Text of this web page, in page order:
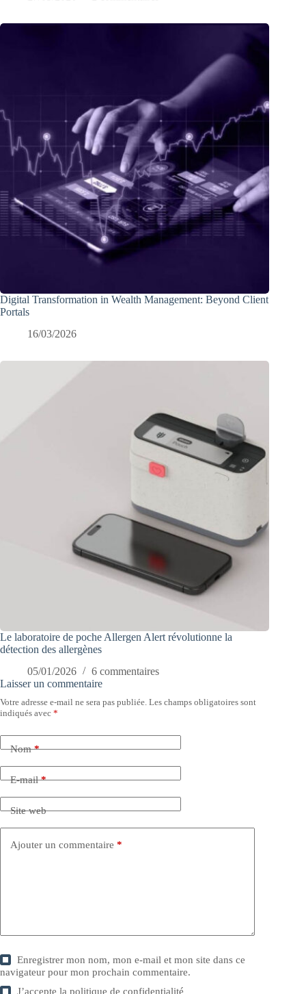
Digital Transformation in Wealth Management: Beyond Client
Portals
16/03/2026
Le laboratoire de poche Allergen Alert révolutionne la
détection des allergènes
05/01/2026
6 commentaires
Laisser un commentaire
Votre adresse e-mail ne sera pas publiée. Les champs obligatoires sont
indiqués avec *
Nom*
E-mail*
Site web
Ajouter un commentaire *
Enregistrer mon nom, mon e-mail et mon site dans ce
navigateur pour mon prochain commentaire.
J’accepte lapolitique de confidentialité